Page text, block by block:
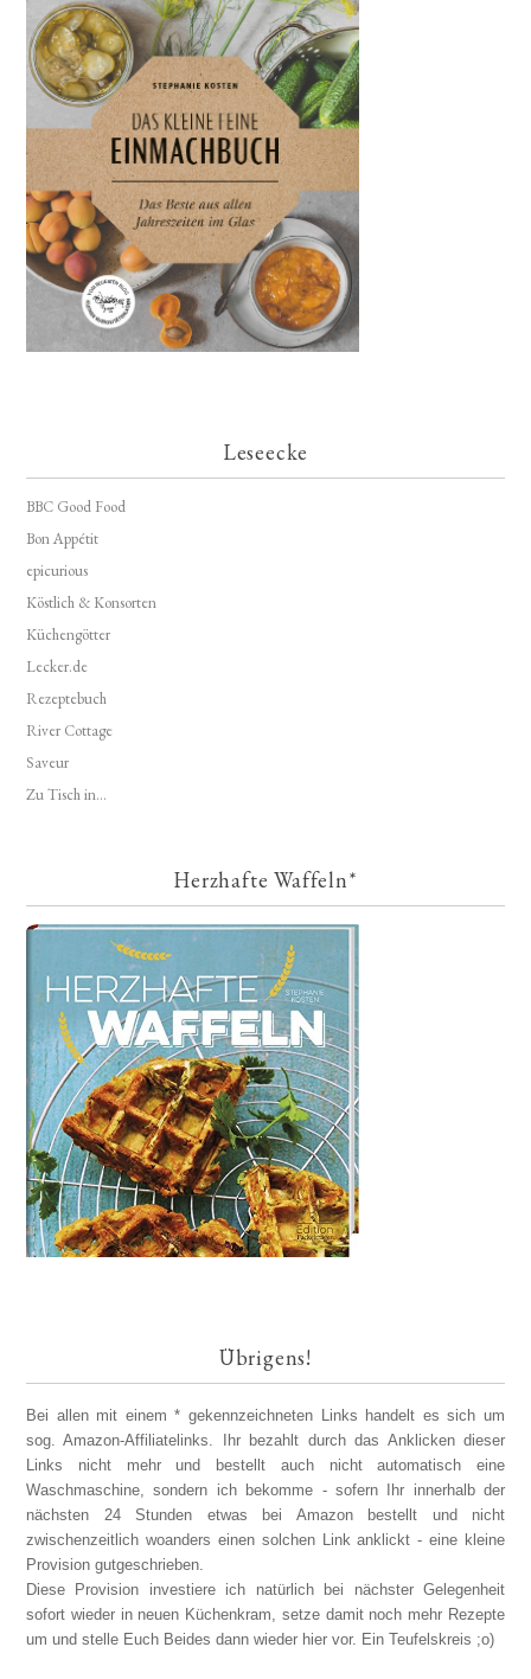
Leseecke
BBC Good Food
Bon Appétit
epicurious
Köstlich & Konsorten
Küchengötter
Lecker.de
Rezeptebuch
River Cottage
Saveur
Zu Tisch in...
Herzhafte Waffeln*
Übrigens!
Bei allen mit einem * gekennzeichneten Links handelt es sich um
sog. Amazon-Affiliatelinks. Ihr bezahlt durch das Anklicken dieser
Links nicht mehr und bestellt auch nicht automatisch eine
Waschmaschine, sondern ich bekomme - sofern Ihr innerhalb der
nächsten 24 Stunden etwas bei Amazon bestellt und nicht
zwischenzeitlich woanders einen solchen Link anklickt - eine kleine
Provision gutgeschrieben.
Diese Provision investiere ich natürlich bei nächster Gelegenheit
sofort wieder in neuen Küchenkram, setze damit noch mehr Rezepte
um und stelle Euch Beides dann wieder hier vor. Ein Teufelskreis ;o)